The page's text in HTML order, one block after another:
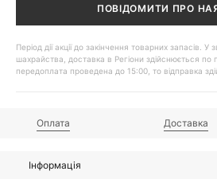
ПОВІДОМИТИ ПРО
Період дії акції до закінчення товарних запасів.
шахрайства, доставка в Регіони здійснюється
передоплата проведена до 15:00, то відправка
Оплата Доставка
Інформація